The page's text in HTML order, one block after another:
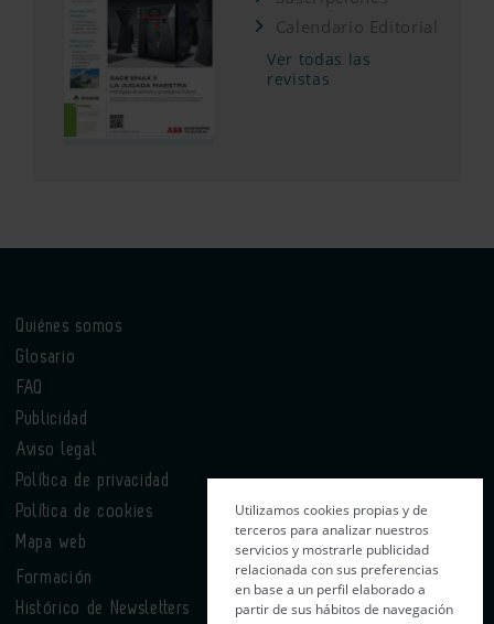
Calendario Editorial
Ver todas las
revistas
Quiénes somos
Glosario
FAQ
Publicidad
Aviso legal
Política de privacidad
Política de cookies
Mapa web
Formación
Histórico de Newsletters
Utilizamos cookies propias y de
terceros para analizar nuestros
servicios y mostrarle publicidad
relacionada con sus preferencias
en base a un perfil elaborado a
partir de sus hábitos de navegación